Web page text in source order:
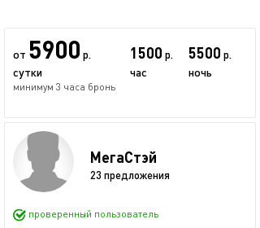
от 5900 р.
сутки
1500 р.
час
5500 р.
ночь
минимум 3 часа бронь
МегаСтэй
23 предложения
проверенный пользователь